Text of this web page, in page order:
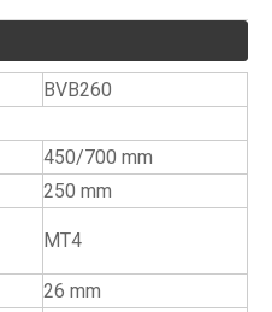
BVB260
450/700 mm
250 mm
MT4
26 mm